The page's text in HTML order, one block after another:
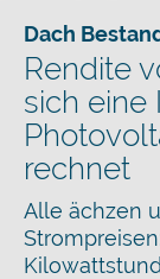
Dach
Rendite
sich eine
rechnet
Alle ächzen